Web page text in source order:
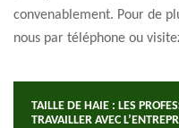
convenablement. Pour de
nous par téléphone ou
TAILLE DE HAIE : LES
TRAVAILLER AVEC